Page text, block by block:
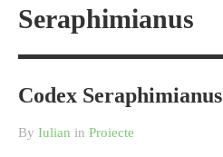
Seraphimianus
Codex Seraphimianus
By Iulian in Proiecte